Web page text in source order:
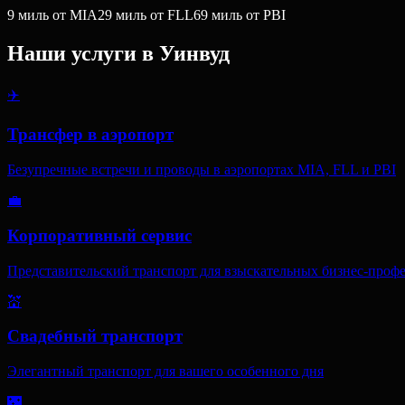
9 миль от MIA29 миль от FLL69 миль от PBI
Наши услуги в Уинвуд
✈️
Трансфер в аэропорт
Безупречные встречи и проводы в аэропортах MIA, FLL и PBI
💼
Корпоративный сервис
Представительский транспорт для взыскательных бизнес-
💒
Свадебный транспорт
Элегантный транспорт для вашего особенного дня
🌃